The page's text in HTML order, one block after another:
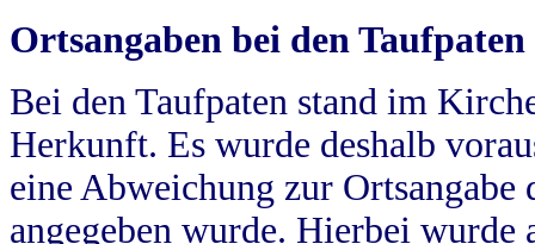
Ortsangaben bei den Taufpaten
Bei den Taufpaten stand im
Herkunft. Es wurde deshalb
eine Abweichung zur
angegeben wurde. Hierbei wurde